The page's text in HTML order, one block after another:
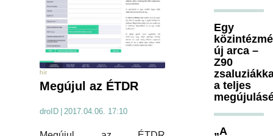
hír
Megújul az ÉTDR
droID 2017.04.06. 17:10
Egy
új arca –
Z90
a teljes
„A